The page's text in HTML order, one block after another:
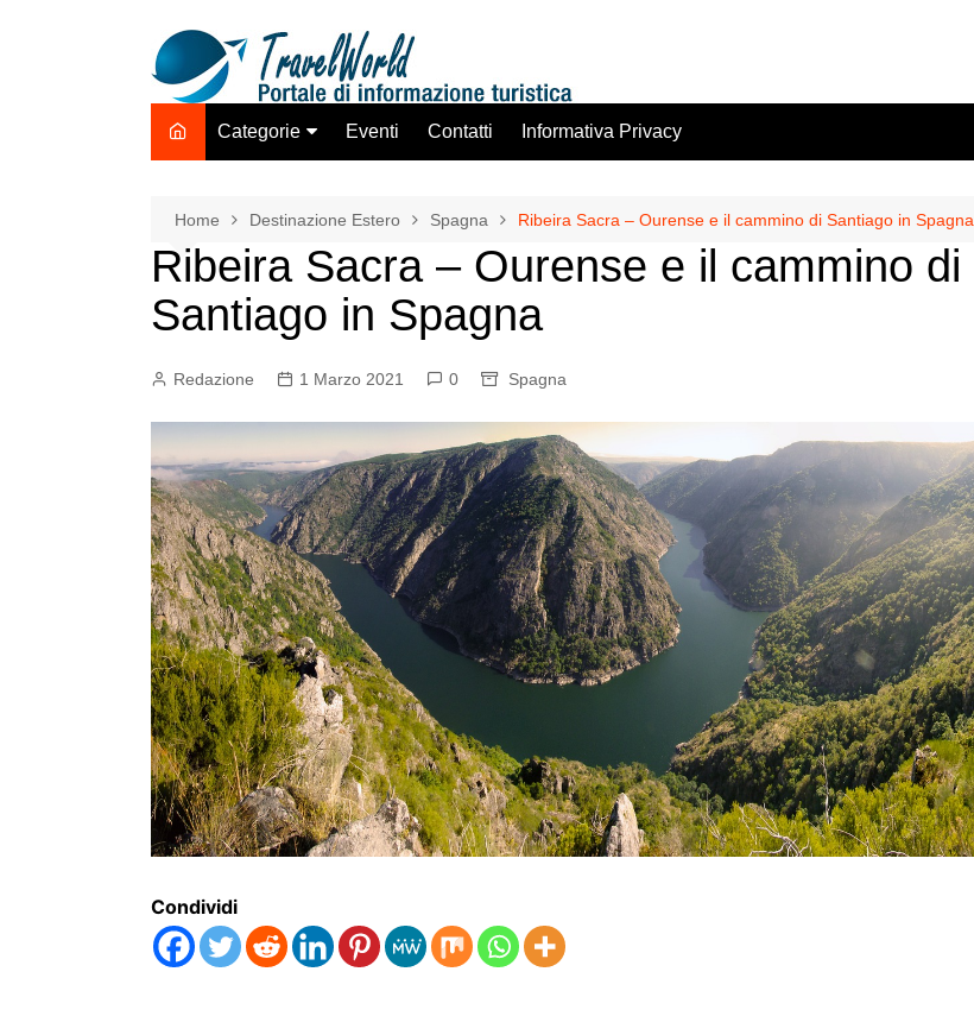
Categorie
Destinazione Italia
TO ADV OLTA
Trasporti
Hotel Strutture Ricettive
Istituzioni Associazioni
Assicurazioni Servizi
Tecnologie Mercato
Eventi Contatti Informativa Privacy
Home Destinazione Estero Spagna Ribeira Sacra – Ourense e il cammino di Santiago in Spagna
Ribeira Sacra – Ourense e il cammino di
Santiago in Spagna
Redazione 1 Marzo 2021 0 Spagna
Condividi